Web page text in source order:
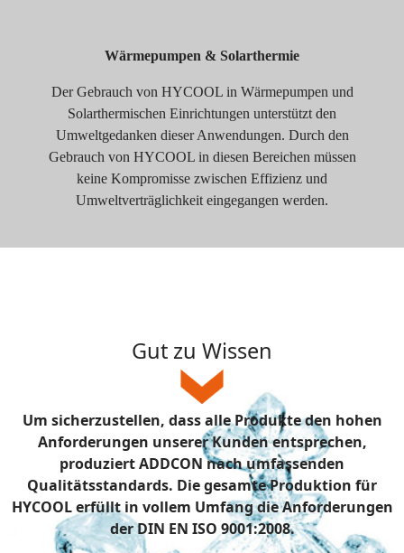
Wärmepumpen & Solarthermie
Der Gebrauch von HYCOOL in Wärmepumpen und
Solarthermischen Einrichtungen unterstützt den
Umweltgedanken dieser Anwendungen. Durch den
Gebrauch von HYCOOL in diesen Bereichen müssen
keine Kompromisse zwischen Effizienz und
Umweltverträglichkeit eingegangen werden.
Gut zu Wissen
Um sicherzustellen, dass alle Produkte den hohen
Anforderungen unserer Kunden entsprechen,
produziert ADDCON nach umfassenden
Qualitätsstandards. Die gesamte Produktion für
HYCOOL erfüllt in vollem Umfang die Anforderungen
der DIN EN ISO 9001:2008.